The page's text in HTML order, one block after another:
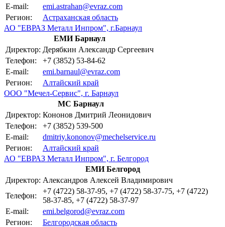
E-mail:
emi.astrahan@evraz.com
Регион:
Астраханская область
АО "ЕВРАЗ Металл Инпром", г.Барнаул
ЕМИ Барнаул
Директор: Дерябкин Александр Сергеевич
Телефон:
+7 (3852) 53-84-62
E-mail:
emi.barnaul@evraz.com
Регион:
Алтайский край
ООО "Мечел-Сервис", г. Барнаул
МС Барнаул
Директор: Кононов Дмитрий Леонидович
Телефон:
+7 (3852) 539-500
E-mail:
dmitriy.kononov@mechelservice.ru
Регион:
Алтайский край
АО "ЕВРАЗ Металл Инпром", г. Белгород
ЕМИ Белгород
Директор: Александров Алексей Владимирович
Телефон:
+7 (4722) 58-37-95, +7 (4722) 58-37-75, +7 (4722)
58-37-85, +7 (4722) 58-37-97
E-mail:
emi.belgorod@evraz.com
Регион:
Белгородская область